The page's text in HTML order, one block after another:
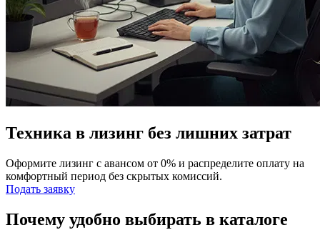
Техника в лизинг без лишних затрат
Оформите лизинг с авансом от 0% и распределите оплату на
комфортный период без скрытых комиссий.
Подать заявку
Почему удобно выбирать в каталоге